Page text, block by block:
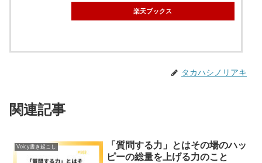
楽天ブックス
タカハシノリアキ
関連記事
Voicy書き起こし
「質問する力」とはその場のハッ
ピーの総量を上げる力のこと